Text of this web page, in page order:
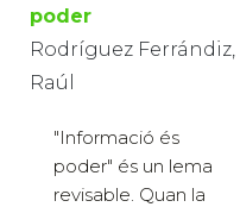
poder
Rodríguez Ferrándiz,
Raúl
"Informació és
poder" és un lema
revisable. Quan la